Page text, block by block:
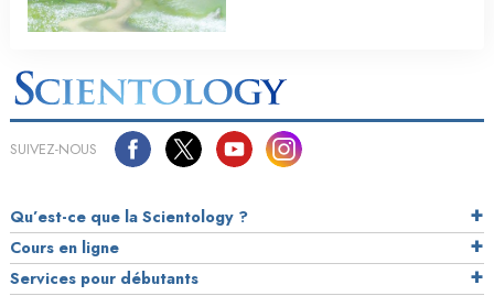
SUIVEZ-NOUS
Qu’est-ce que la Scientology ?
Cours en ligne
Services pour débutants